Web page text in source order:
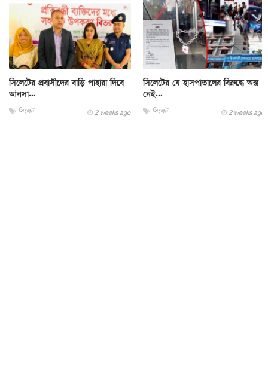
সিলেটের প্রবাসীদের বাড়ি পাহারা দিবে
আনসা...
সিলেট 2 weeks ago
সিলেটের যে হাসপাতালের বিরুদ্ধে অন্ত
নেই...
সিলেট 2 weeks ago